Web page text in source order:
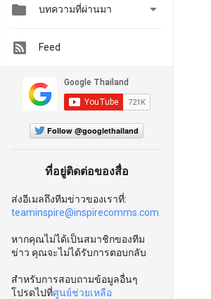
 บทความที่ผ่านมา 
Feed
Follow @googlethailand
ที่อยู่ติดต่อของสื่อ
ส่งอีเมลถึงทีมข่าวของเราที่:
teaminspire@inspirecomms.com.
หากคุณไม่ได้เป็นสมาชิกของทีม
ข่าว คุณจะไม่ได้รับการตอบกลับ
สำหรับการสอบถามข้อมูลอื่นๆ
โปรดไปที่ศูนย์ช่วยเหลือ